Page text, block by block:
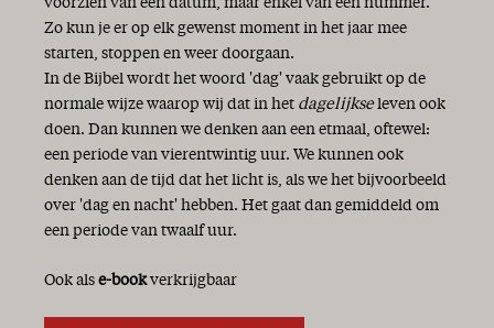
voorzien van een datum, maar enkel van een nummer.
Zo kun je er op elk gewenst moment in het jaar mee
starten, stoppen en weer doorgaan.
In de Bijbel wordt het woord 'dag' vaak gebruikt op de
normale wijze waarop wij dat in het dagelijkseleven ook
doen. Dan kunnen we denken aan een etmaal, oftewel:
een periode van vierentwintig uur. We kunnen ook
denken aan de tijd dat het licht is, als we het bijvoorbeeld
over 'dag en nacht' hebben. Het gaat dan gemiddeld om
een periode van twaalf uur.
Ook als e-bookverkrijgbaar